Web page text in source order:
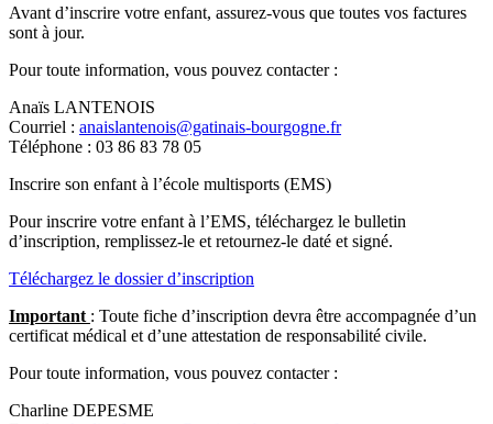
Avant d’inscrire votre enfant, assurez-vous que toutes vos factures
sont à jour.
Pour toute information, vous pouvez contacter :
Anaïs LANTENOIS
Courriel : anaislantenois@gatinais-bourgogne.fr
Téléphone : 03 86 83 78 05
Inscrire son enfant à l’école multisports (EMS)
Pour inscrire votre enfant à l’EMS, téléchargez le bulletin
d’inscription, remplissez-le et retournez-le daté et signé.
Téléchargez le dossier d’inscription
Important : Toute fiche d’inscription devra être accompagnée d’un
certificat médical et d’une attestation de responsabilité civile.
Pour toute information, vous pouvez contacter :
Charline DEPESME